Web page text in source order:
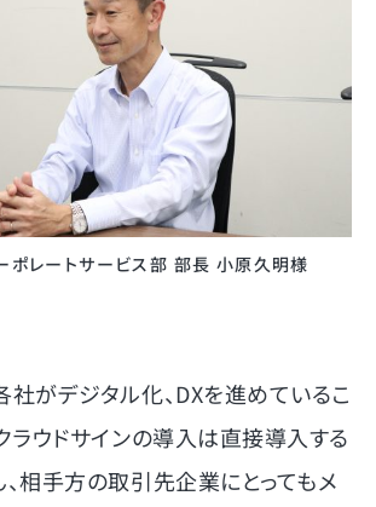
ポレートサービス部 部長 小原久明様
がデジタル化、DXを進めているこ
ラウドサインの導入は直接導入する
相手方の取引先企業にとってもメ